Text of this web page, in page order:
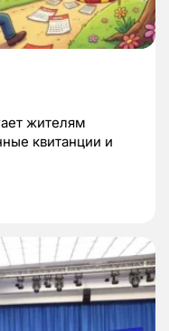
жителям
квитанции и